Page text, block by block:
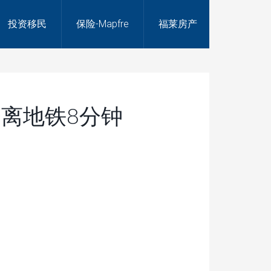
投资移民 保险-Mapfre 福莱房产
地铁8分钟